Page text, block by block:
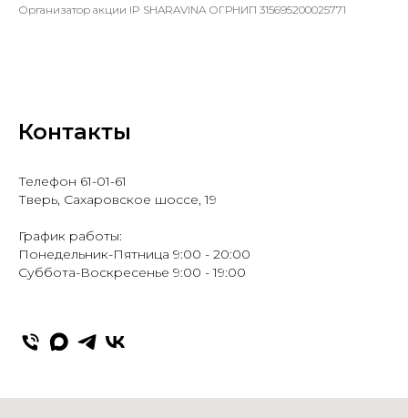
Организатор акции IP SHARAVINA ОГРНИП 315695200025771
Контакты
Телефон 61-01-61
Тверь, Сахаровское шоссе, 19
График работы:
Понедельник-Пятница 9:00 - 20:00
Суббота-Воскресенье 9:00 - 19:00